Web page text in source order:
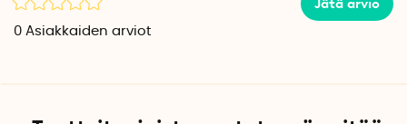
Jätä arvio
0 Asiakkaiden arviot